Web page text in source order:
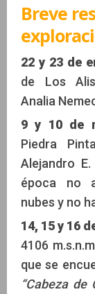
Breve
22 y 23 de
de Los
Analia
9 y 10 de
Piedra
Alejandro
época no
nubes y no
14, 15 y 16
4106
que se
“Cabeza de